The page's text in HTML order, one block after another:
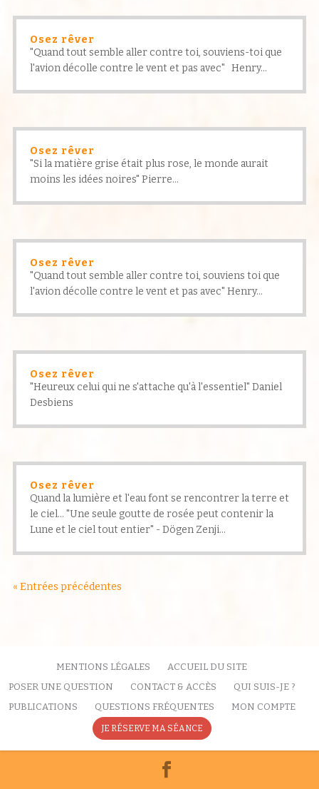
Osez rêver
"Quand tout semble aller contre toi, souviens-toi que
l'avion décolle contre le vent et pas avec" Henry...
Osez rêver
"Si la matière grise était plus rose, le monde aurait
moins les idées noires" Pierre...
Osez rêver
"Quand tout semble aller contre toi, souviens toi que
l'avion décolle contre le vent et pas avec" Henry...
Osez rêver
"Heureux celui qui ne s'attache qu'à l'essentiel" Daniel
Desbiens
Osez rêver
Quand la lumière et l'eau font se rencontrer la terre et
le ciel... "Une seule goutte de rosée peut contenir la
Lune et le ciel tout entier" - Dögen Zenji...
« Entrées précédentes
MENTIONS LÉGALES
ACCUEIL DU SITE
POSER UNE QUESTION
CONTACT & ACCÈS
QUI SUIS-JE ?
PUBLICATIONS
QUESTIONS FRÉQUENTES MON COMPTE
JE RÉSERVE MA SÉANCE